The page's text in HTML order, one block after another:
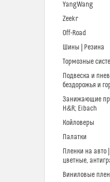
YangWang
Zeekr
Off-Road
Шины | Резина
Тормозные
Подвеска и
бездорожья и
Занижающие
H&R; Eibach
Койловеры
Палатки
Пленки на
цветные,
Виниловые